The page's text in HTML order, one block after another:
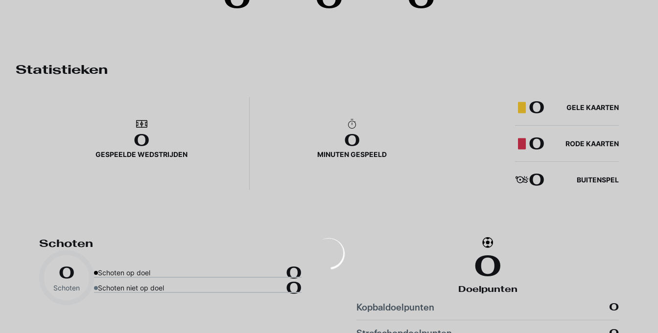
Statistieken
0
GESPEELDE WEDSTRIJDEN
0
MINUTEN GESPEELD
0
Doelpunten
Kopbaldoelpunten 0
Schoten
0
Schoten
Schoten op doel 0
Schoten niet op doel 0
0 GELE KAARTEN
0 RODE KAARTEN
0 BUITENSPEL